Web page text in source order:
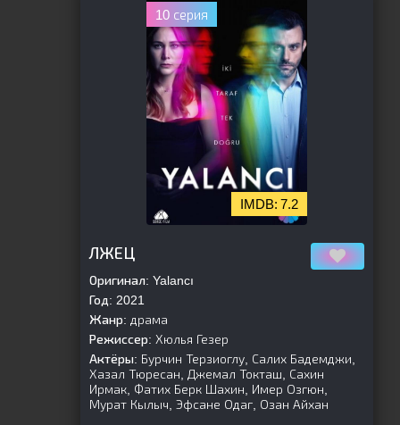
10 серия
7.2
ЛЖЕЦ
Оригинал: Yalancı
Год: 2021
Жанр: драма
Режиссер: Хюлья Гезер
Актёры: Бурчин Терзиоглу, Салих Бадемджи,
Хазал Тюресан, Джемал Токташ, Сахин
Ирмак, Фатих Берк Шахин, Имер Озгюн,
Мурат Кылыч, Эфсане Одаг, Озан Айхан